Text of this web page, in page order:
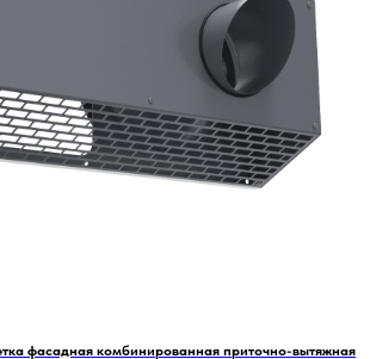
фасадная комбинированная приточно-вытяжная